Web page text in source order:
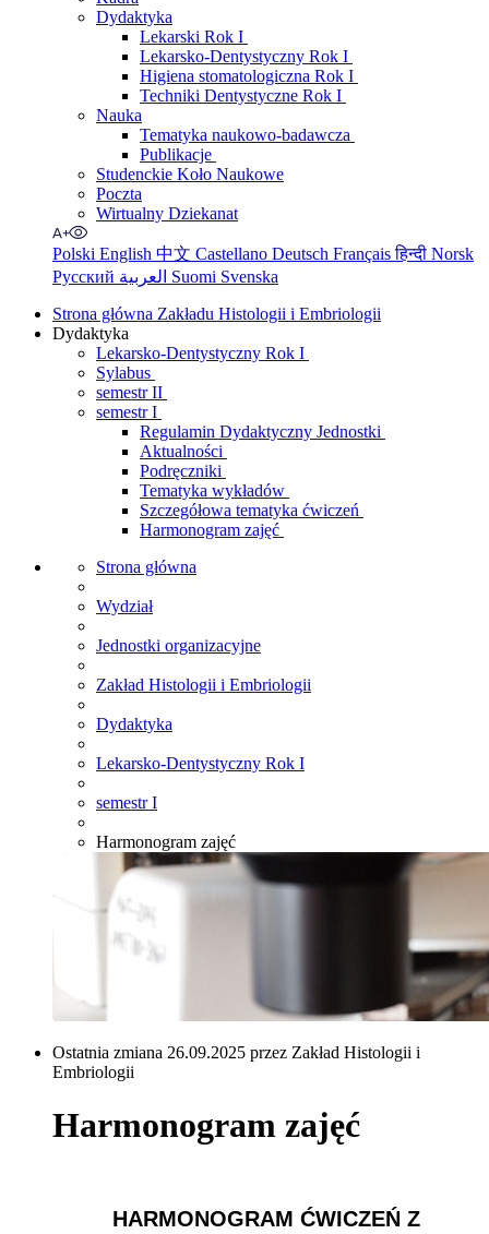
Dydaktyka
Lekarski Rok I
Lekarsko-Dentystyczny Rok I
Higiena stomatologiczna Rok I
Techniki Dentystyczne Rok I
Nauka
Tematyka naukowo-badawcza
Publikacje
Studenckie Koło Naukowe
Poczta
Wirtualny Dziekanat
Polski English 中文 Castellano Deutsch Françaisहिन्दी Norsk
Русский
Suomi Svenska
Strona główna Zakładu Histologii i Embriologii
Dydaktyka
Lekarsko-Dentystyczny Rok I
Sylabus
semestr II
semestr I
Regulamin Dydaktyczny Jednostki
Aktualności
Podręczniki
Tematyka wykładów
Szczegółowa tematyka ćwiczeń
Harmonogram zajęć
Strona główna
Wydział
Jednostki organizacyjne
Zakład Histologii i Embriologii
Dydaktyka
Lekarsko-Dentystyczny Rok I
semestr I
Harmonogram zajęć
Ostatnia zmiana 26.09.2025 przez Zakład Histologii i
Embriologii
Harmonogram zajęć
HARMONOGRAM ĆWICZEŃ Z